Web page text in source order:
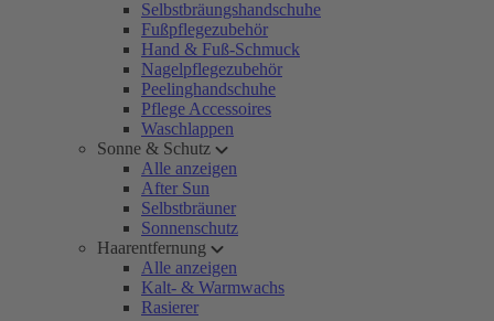
Selbstbräungshandschuhe
Fußpflegezubehör
Hand & Fuß-Schmuck
Nagelpflegezubehör
Peelinghandschuhe
Pflege Accessoires
Waschlappen
Sonne & Schutz
Alle anzeigen
After Sun
Selbstbräuner
Sonnenschutz
Haarentfernung
Alle anzeigen
Kalt- & Warmwachs
Rasierer